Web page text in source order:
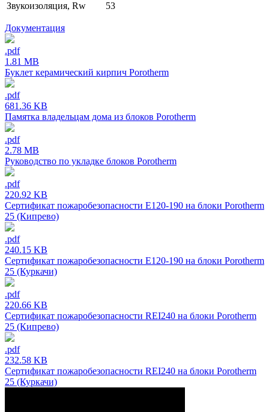
Звукоизоляция, Rw
53
Документация
.pdf
1.81 MB
Буклет керамический кирпич Porotherm
.pdf
681.36 KB
Памятка владельцам дома из блоков Porotherm
.pdf
2.78 MB
Руководство по укладке блоков Porotherm
.pdf
220.92 KB
Сертификат пожаробезопасности E120-190 на блоки Porotherm
25 (Кипрево)
.pdf
240.15 KB
Сертификат пожаробезопасности E120-190 на блоки Porotherm
25 (Куркачи)
.pdf
220.66 KB
Сертификат пожаробезопасности REI240 на блоки Porotherm
25 (Кипрево)
.pdf
232.58 KB
Сертификат пожаробезопасности REI240 на блоки Porotherm
25 (Куркачи)